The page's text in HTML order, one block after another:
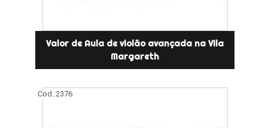
Valor de Aula de violão avançada na Vila
Margareth
Cod.:2376